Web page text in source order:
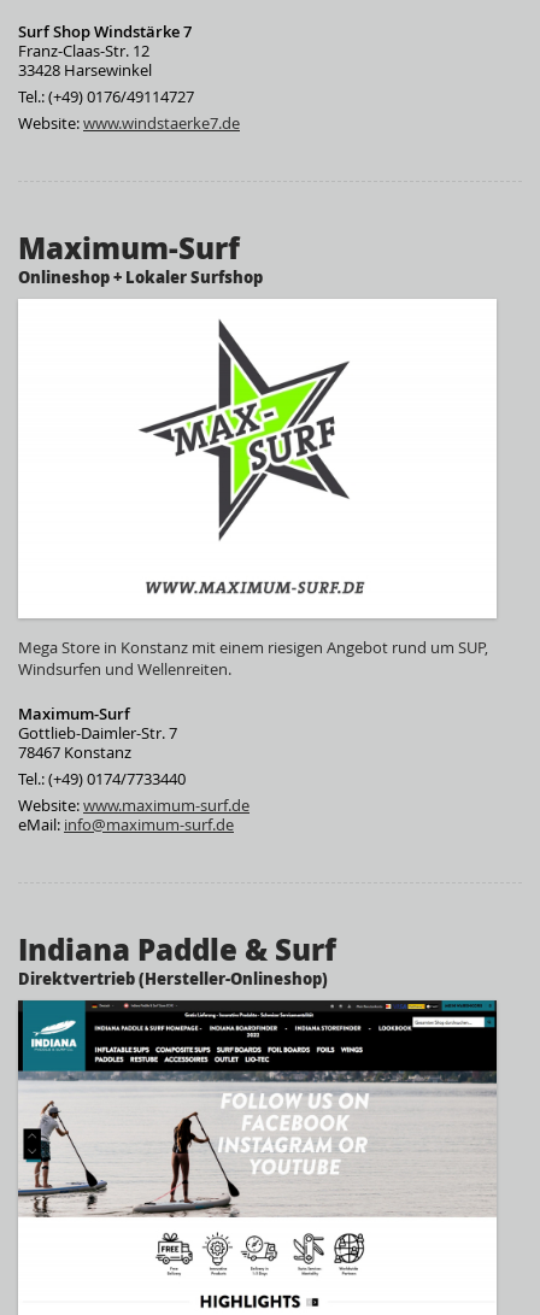
Surf Shop Windstärke 7
Franz-Claas-Str. 12
33428 Harsewinkel
Tel.: (+49) 0176/49114727
Website:www.windstaerke7.de
Maximum-Surf
Onlineshop + Lokaler Surfshop
Mega Store in Konstanz mit einem riesigen Angebot rund um SUP,
Windsurfen und Wellenreiten.
Maximum-Surf
Gottlieb-Daimler-Str. 7
78467 Konstanz
Tel.: (+49) 0174/7733440
Website:www.maximum-surf.de
eMail: info@maximum-surf.de
Indiana Paddle & Surf
Direktvertrieb (Hersteller-Onlineshop)